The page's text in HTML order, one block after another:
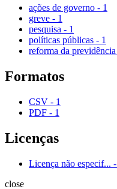
ações de governo - 1
greve - 1
pesquisa - 1
políticas públicas - 1
reforma da previdência
Formatos
CSV - 1
PDF - 1
Licenças
Licença não especif... -
close